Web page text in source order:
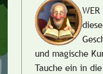
und magische
Tauche ein in